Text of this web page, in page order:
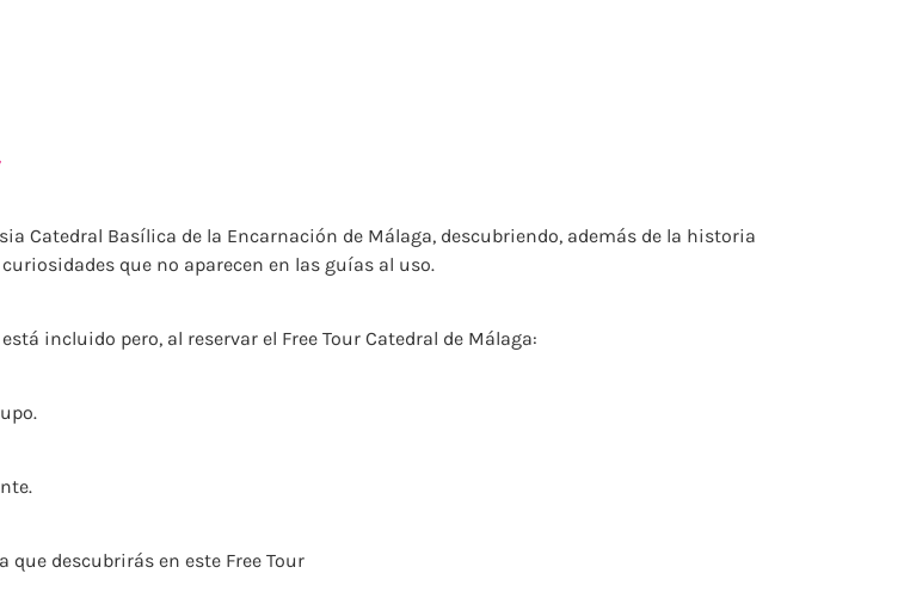
Catedral Basílica de la Encarnación de Málaga, descubriendo, además de la historia
que no aparecen en las guías al uso.
incluido pero, al reservar el Free Tour Catedral de Málaga:
que descubrirás en este Free Tour